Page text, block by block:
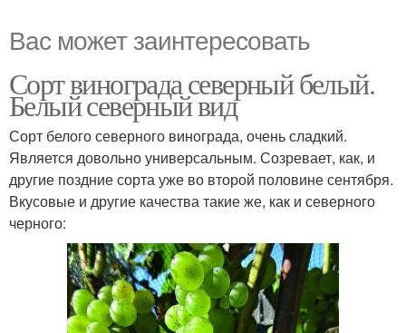
Вас может заинтересовать
Сорт винограда северный белый.
Белый северный вид
Сорт белого северного винограда, очень сладкий.
Является довольно универсальным. Созревает, как, и
другие поздние сорта уже во второй половине сентября.
Вкусовые и другие качества такие же, как и северного
черного: